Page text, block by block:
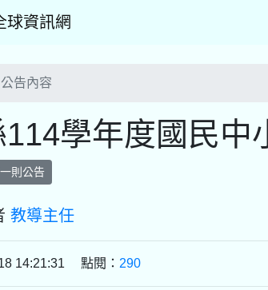
球資訊網
公告內容
學年度國民中
則公告
教導主任
14:21:31 點閱： 290